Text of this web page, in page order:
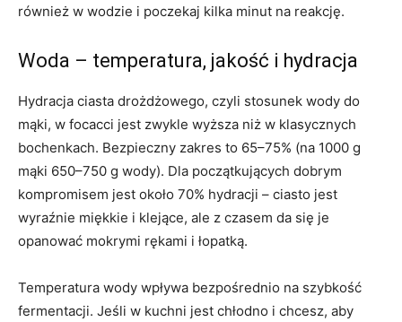
również w wodzie i poczekaj kilka minut na reakcję.
Woda – temperatura, jakość i hydracja
Hydracja ciasta drożdżowego, czyli stosunek wody do
mąki, w focacci jest zwykle wyższa niż w klasycznych
bochenkach. Bezpieczny zakres to 65–75% (na 1000 g
mąki 650–750 g wody). Dla początkujących dobrym
kompromisem jest około 70% hydracji – ciasto jest
wyraźnie miękkie i klejące, ale z czasem da się je
opanować mokrymi rękami i łopatką.
Temperatura wody wpływa bezpośrednio na szybkość
fermentacji. Jeśli w kuchni jest chłodno i chcesz, aby